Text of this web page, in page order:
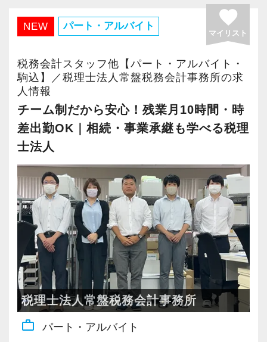
「朝は子供を保育園に送ってから出社する」
「資格取得のために専門学校の講義がある日
は、早めに出社して18時に退社して学校へ向か
う」
など、それぞれのライフスタイルや勉強スケジ
ュールに合わせた柔軟な働き方が可能です。
また、有給休暇の取得率も80％以上を誇り、お
互いに休みをフォローし合う文化が根付いてい
ます。
―――【3】 豊富な法人案件で、どこでも通用
する実務能力が未経験から身につく
当事務所の顧問先は、IT、飲食、小売、不動
産、建設、製造業など、非常にバラエティ豊か
です。
様々な業種や規模の法人のお客様のサポートを
通じて、特定の分野に偏らない「どこにいって
も通用する税務会計のスタンダードかつ確かな
実務能力」がしっかりと身につきます。
人数を右肩上がりに増加】させ続けています。
業績好調による組織拡大と、メンバーの業務引
き継ぎのため、新しくお迎えするスタッフが不
安なく、心から安心して長く活躍できるよう、
職場環境の改善と仕組みづくりに本気で取り組
んでいます。
当事務所が誇る「4つの魅力」をご紹介します。
―――【1】 1人で抱え込ませない「チーム制」
の安心感
顧問法人数が増えているからといって、スタッ
フ一人に業務や責任を押し付けることは絶対に
しません。
誰もが安心して業務に取り組めるよう「チーム
制」によるサポート体制を構築しています。
週1回のチームミーティングでは、業務の進捗を
共有するだけでなく、「今困っていること」を
全員でクリアにしていきます。
代表の大山を含め、全員の距離が近く、日常的
に「ちょっといいですか？」とデスク越しに声
NEW パート・アルバイト favorite
マイリスト
税務会計スタッフ他【パート・アルバイト・
駒込】／税理士法人常盤税務会計事務所の求
人情報
チーム制だから安心！残業月10時間・時
差出勤OK｜相続・事業承継も学べる税理
士法人
税理士法人常盤税務会計事務所
work_outline パート・アルバイト